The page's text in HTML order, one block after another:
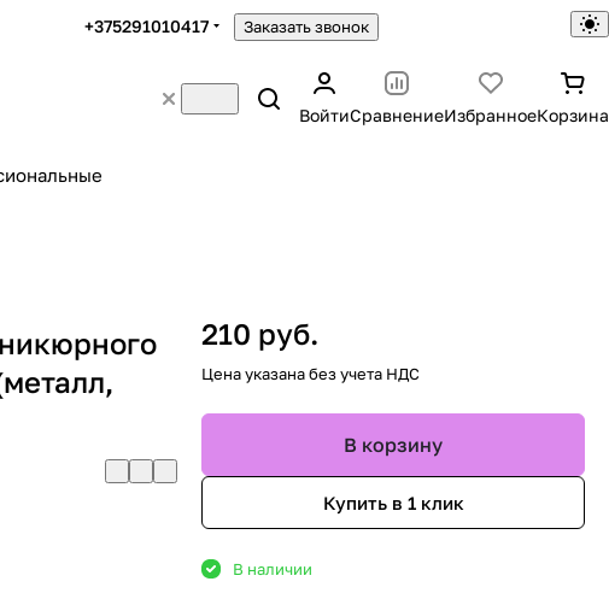
+375291010417 Заказать звонок
ВойтиСравнениеИзбранноеКорзина
210 руб.
Цена указана без учета НДС
В корзину
Купить в 1 клик
В наличии